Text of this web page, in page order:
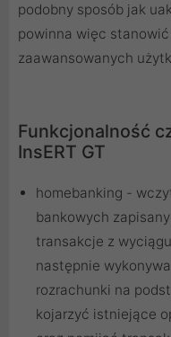
podobny sposób jak
powinna więc
zaawansowanych
Funkcjonalność
InsERT GT
homebanking -
bankowych
transakcje z
następnie
rozrachunki na
kojarzyć istniejące